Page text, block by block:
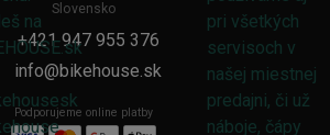
Slovensko
+421 947 955 376
info@bikehouse.sk
Podporujeme online platby